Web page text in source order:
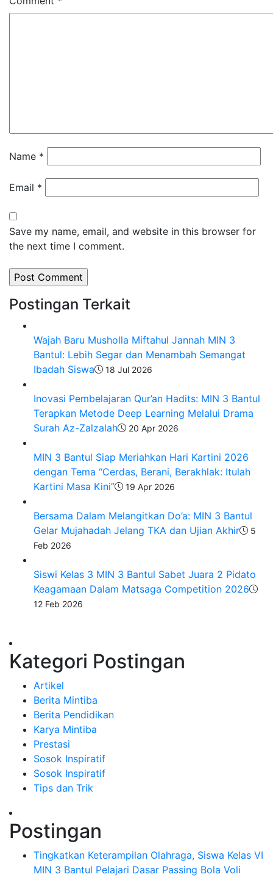
Name *
Email *
Save my name, email, and website in this browser for
the next time I comment.
Postingan Terkait
Wajah Baru Musholla Miftahul Jannah MIN 3
Bantul: Lebih Segar dan Menambah Semangat
Ibadah Siswa
18 Jul 2026
Inovasi Pembelajaran Qur’an Hadits: MIN 3 Bantul
Terapkan Metode Deep Learning Melalui Drama
Surah Az-Zalzalah
20 Apr 2026
MIN 3 Bantul Siap Meriahkan Hari Kartini 2026
dengan Tema “Cerdas, Berani, Berakhlak: Itulah
Kartini Masa Kini”
19 Apr 2026
Bersama Dalam Melangitkan Do’a: MIN 3 Bantul
Gelar Mujahadah Jelang TKA dan Ujian Akhir
5
Feb 2026
Siswi Kelas 3 MIN 3 Bantul Sabet Juara 2 Pidato
Keagamaan Dalam Matsaga Competition 2026
12 Feb 2026
Kategori Postingan
Artikel
Berita Mintiba
Berita Pendidikan
Karya Mintiba
Prestasi
Sosok Inspiratif
Sosok Inspiratif
Tips dan Trik
Postingan
Tingkatkan Keterampilan Olahraga, Siswa Kelas VI
MIN 3 Bantul Pelajari Dasar Passing Bola Voli